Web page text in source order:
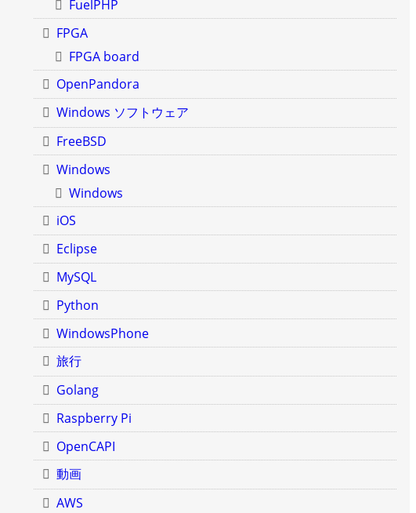
FuelPHP
FPGA
FPGA board
OpenPandora
Windows ソフトウェア
FreeBSD
Windows
Windows
iOS
Eclipse
MySQL
Python
WindowsPhone
旅行
Golang
Raspberry Pi
OpenCAPI
動画
AWS